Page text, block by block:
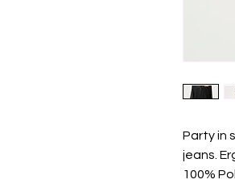
Party in
jeans.
100%